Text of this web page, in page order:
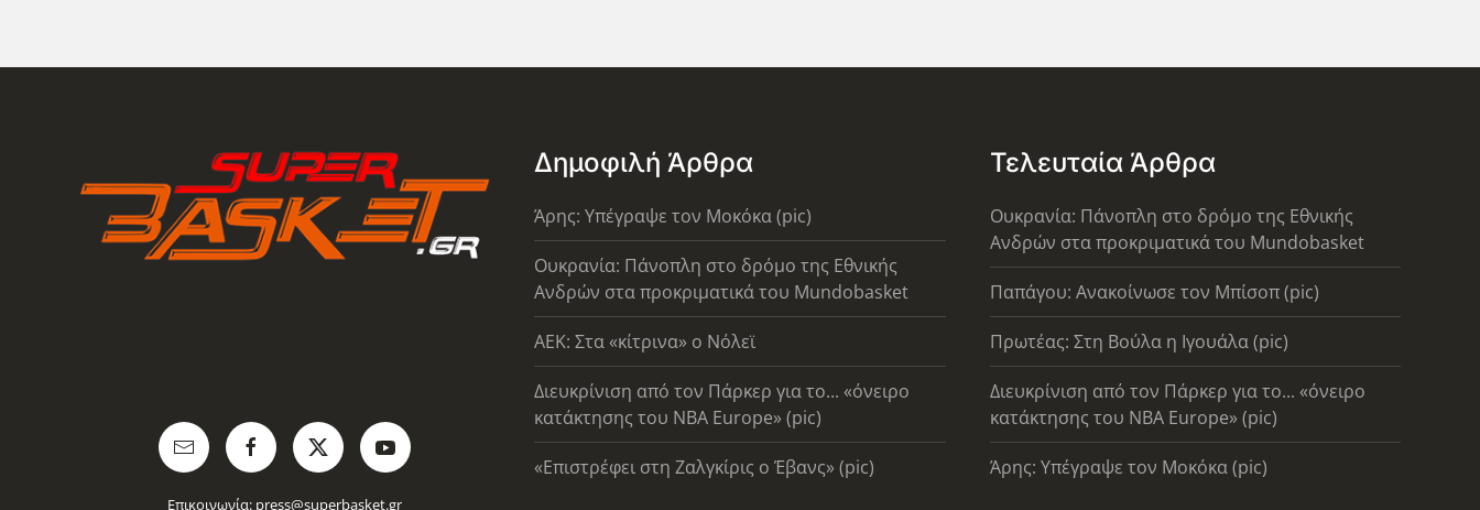
Επικοινωνία: press@superbasket.gr
Δημοφιλή Άρθρα
Άρης: Υπέγραψε τον Μοκόκα (pic)
Ουκρανία: Πάνοπλη στο δρόμο της Εθνικής
Ανδρών στα προκριματικά του Mundobasket
AEK: Στα «κίτρινα» ο Νόλεϊ
Διευκρίνιση από τον Πάρκερ για το... «όνειρο
κατάκτησης του ΝΒΑ Europe» (pic)
«Επιστρέφει στη Ζαλγκίρις ο Έβανς» (pic)
Τελευταία Άρθρα
Ουκρανία: Πάνοπλη στο δρόμο της Εθνικής
Ανδρών στα προκριματικά του Mundobasket
Παπάγου: Ανακοίνωσε τον Μπίσοπ (pic)
Πρωτέας: Στη Βούλα η Ιγουάλα (pic)
Διευκρίνιση από τον Πάρκερ για το... «όνειρο
κατάκτησης του ΝΒΑ Europe» (pic)
Άρης: Υπέγραψε τον Μοκόκα (pic)